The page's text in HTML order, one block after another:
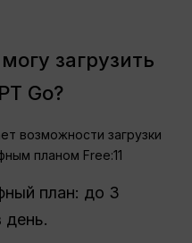
загрузить
Go?
возможности загрузки
планом Free:11
план: до 3
день.